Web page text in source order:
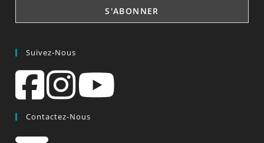
Suivez-Nous
Contactez-Nous